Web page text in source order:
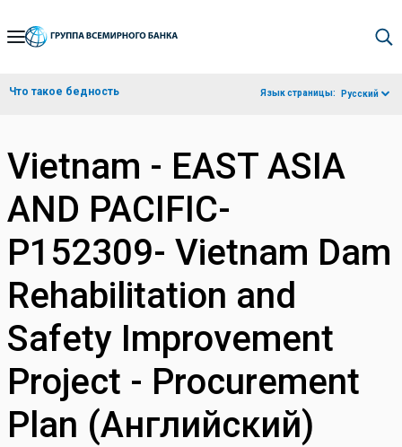
Skip
Navigation
Что такое бедность Язык страницы: Русский
Vietnam - EAST ASIA
AND PACIFIC-
P152309- Vietnam Dam
Rehabilitation and
Safety Improvement
Project - Procurement
Plan (Английский)